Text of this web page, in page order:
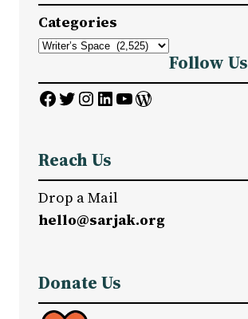
c
h
Categories
Follow Us
Facebook Twitter InstagramLinkedIn YouTube WordPress
Reach Us
Drop a Mail
hello@sarjak.org
Donate Us